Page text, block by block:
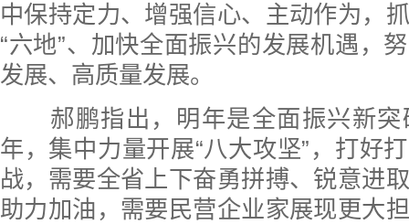
中保持定力、增强信心、主动作为，
“六地”、加快全面振兴的发展机遇，
发展、高质量发展。
郝鹏指出，明年是全面振兴新突
年，集中力量开展“八大攻坚”，打好
战，需要全省上下奋勇拼搏、锐意进
助力加油，需要民营企业家展现更大